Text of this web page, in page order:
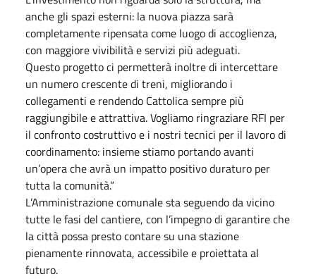
anche gli spazi esterni: la nuova piazza sarà
completamente ripensata come luogo di accoglienza,
con maggiore vivibilità e servizi più adeguati.
Questo progetto ci permetterà inoltre di intercettare
un numero crescente di treni, migliorando i
collegamenti e rendendo Cattolica sempre più
raggiungibile e attrattiva. Vogliamo ringraziare RFI per
il confronto costruttivo e i nostri tecnici per il lavoro di
coordinamento: insieme stiamo portando avanti
un’opera che avrà un impatto positivo duraturo per
tutta la comunità.”
L’Amministrazione comunale sta seguendo da vicino
tutte le fasi del cantiere, con l’impegno di garantire che
la città possa presto contare su una stazione
pienamente rinnovata, accessibile e proiettata al
futuro.